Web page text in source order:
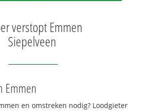
verstopt Emmen
Siepelveen
en omstreken nodig? Loodgieter